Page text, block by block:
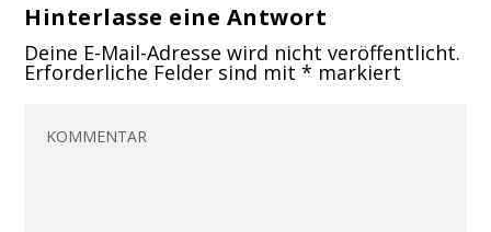
Hinterlasse eine Antwort
Deine E-Mail-Adresse wird nicht veröffentlicht.
Erforderliche Felder sind mit* markiert